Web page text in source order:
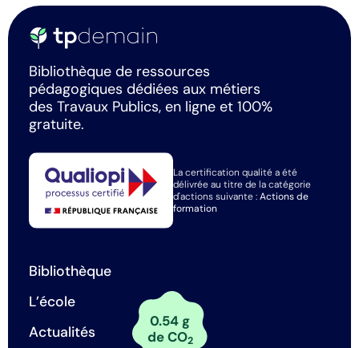
Bibliothèque de ressources
pédagogiques dédiées aux métiers
des Travaux Publics, en ligne et 100%
gratuite.
La certification qualité a été
délivrée au titre de la catégorie
d'actions suivante :Actions de
formation
Bibliothèque
L’école
Actualités
0.54 g
de CO2